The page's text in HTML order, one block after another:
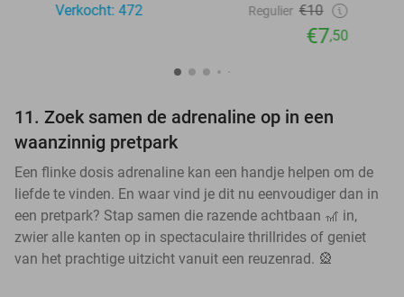
Verkocht: 472
Regulier €10
€7,50
11. Zoek samen de adrenaline op in een
waanzinnig pretpark
Een flinke dosis adrenaline kan een handje helpen om de
liefde te vinden. En waar vind je dit nu eenvoudiger dan in
een pretpark? Stap samen die razende achtbaan 🎢 in,
zwier alle kanten op in spectaculaire thrillrides of geniet
van het prachtige uitzicht vanuit een reuzenrad. 🎡